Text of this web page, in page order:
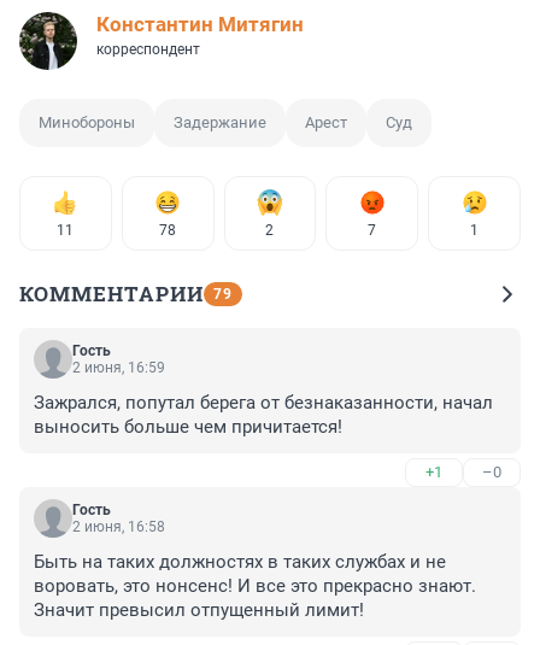
Константин Митягин
корреспондент
Минобороны Задержание Арест Суд
11 78 2 7 1
КОММЕНТАРИИ 79
Гость
2 июня, 16:59
Зажрался, попутал берега от безнаказанности, начал
выносить больше чем причитается!
+1 –0
Гость
2 июня, 16:58
Быть на таких должностях в таких службах и не
воровать, это нонсенс! И все это прекрасно знают.
Значит превысил отпущенный лимит!